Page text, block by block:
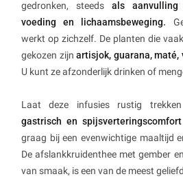
gedronken, steeds als aanvulling
voeding en lichaamsbeweging.
werkt op zichzelf. De planten die
gekozen zijn artisjok, guarana, maté,
U kunt ze afzonderlijk drinken of
Laat deze infusies rustig
gastrisch en spijsverteringscomfort
graag bij een evenwichtige maaltijd
De afslankkruidenthee met gember
van smaak, is een van de meest